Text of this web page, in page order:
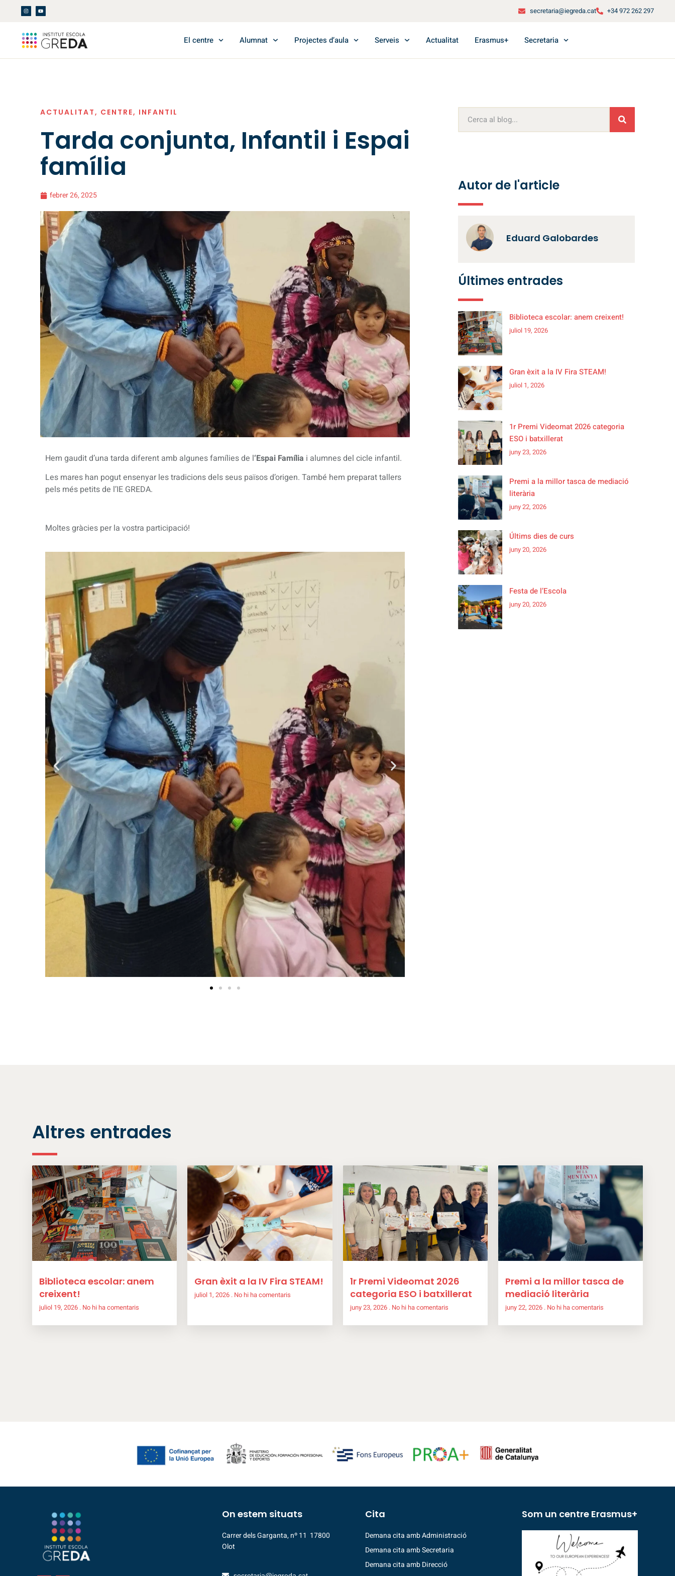
secretaria@iegreda.cat +34 972 262 297
El centre Alumnat Projectes d’aula Serveis Actualitat Erasmus+ Secretaria
ACTUALITAT, CENTRE, INFANTIL
Tarda conjunta, Infantil i Espai
família
febrer 26, 2025
Hem gaudit d’una tarda diferent amb algunes famílies de l‘Espai Família i alumnes del cicle infantil.
Les mares han pogut ensenyar les tradicions dels seus països d’origen. També hem preparat tallers
pels més petits de l’IE GREDA.
Moltes gràcies per la vostra participació!
Autor de l'article
Eduard Galobardes
Últimes entrades
Biblioteca escolar: anem creixent!
juliol 19, 2026
Gran èxit a la IV Fira STEAM!
juliol 1, 2026
1r Premi Videomat 2026 categoria
ESO i batxillerat
juny 23, 2026
Premi a la millor tasca de mediació
literària
juny 22, 2026
Últims dies de curs
juny 20, 2026
Festa de l’Escola
juny 20, 2026
Altres entrades
Biblioteca escolar: anem
creixent!
juliol 19, 2026 No hi ha comentaris
Gran èxit a la IV Fira STEAM!
juliol 1, 2026 No hi ha comentaris
1r Premi Videomat 2026
categoria ESO i batxillerat
juny 23, 2026 No hi ha comentaris
Premi a la millor tasca de
mediació literària
juny 22, 2026 No hi ha comentaris
On estem situats
Carrer dels Garganta, nº 11 17800
Olot
Cita
Demana cita amb Administració
Demana cita amb Secretaria
Demana cita amb Direcció
Som un centre Erasmus+